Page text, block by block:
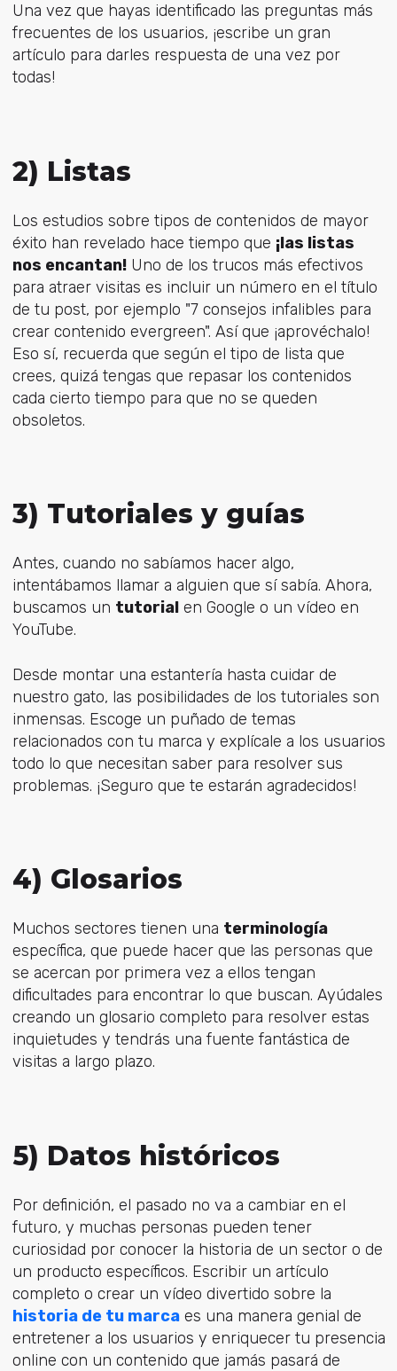
Una vez que hayas identificado las preguntas más
frecuentes de los usuarios, ¡escribe un gran
artículo para darles respuesta de una vez por
todas!
2) Listas
Los estudios sobre tipos de contenidos de mayor
éxito han revelado hace tiempo que ¡las listas
nos encantan!Uno de los trucos más efectivos
para atraer visitas es incluir un número en el título
de tu post, por ejemplo "7 consejos infalibles para
crear contenido evergreen". Así que ¡aprovéchalo!
Eso sí, recuerda que según el tipo de lista que
crees, quizá tengas que repasar los contenidos
cada cierto tiempo para que no se queden
obsoletos.
3) Tutoriales y guías
Antes, cuando no sabíamos hacer algo,
intentábamos llamar a alguien que sí sabía. Ahora,
buscamos un tutorialen Google o un vídeo en
YouTube.
Desde montar una estantería hasta cuidar de
nuestro gato, las posibilidades de los tutoriales son
inmensas. Escoge un puñado de temas
relacionados con tu marca y explícale a los usuarios
todo lo que necesitan saber para resolver sus
problemas. ¡Seguro que te estarán agradecidos!
4) Glosarios
Muchos sectores tienen una terminología
específica, que puede hacer que las personas que
se acercan por primera vez a ellos tengan
dificultades para encontrar lo que buscan. Ayúdales
creando un glosario completo para resolver estas
inquietudes y tendrás una fuente fantástica de
visitas a largo plazo.
5) Datos históricos
Por definición, el pasado no va a cambiar en el
futuro, y muchas personas pueden tener
curiosidad por conocer la historia de un sector o de
un producto específicos. Escribir un artículo
completo o crear un vídeo divertido sobre la
historia de tu marcaes una manera genial de
entretener a los usuarios y enriquecer tu presencia
online con un contenido que jamás pasará de